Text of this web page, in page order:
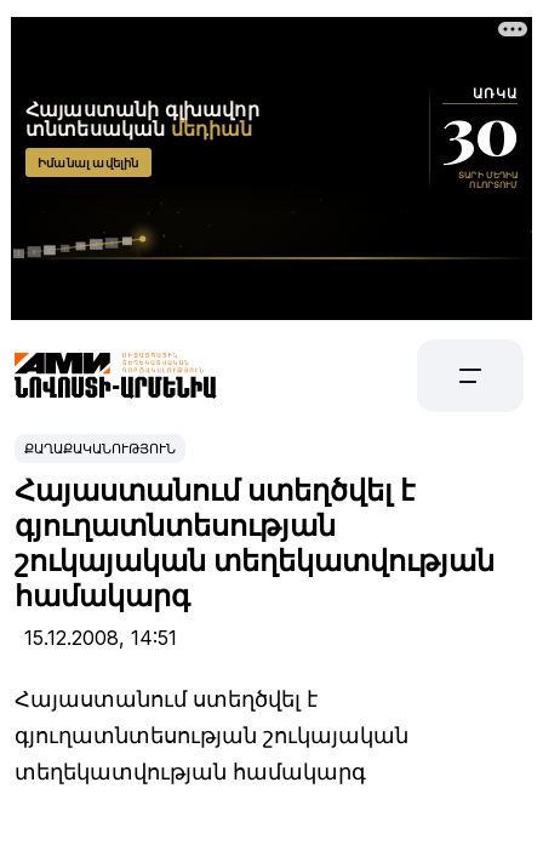
ՔԱՂԱՔԱԿԱՆՈՒԹՅՈՒՆ
Հայաստանում ստեղծվել է
գյուղատնտեսության
շուկայական տեղեկատվության
համակարգ
15.12.2008, 14:51
Հայաստանում ստեղծվել է
գյուղատնտեսության շուկայական
տեղեկատվության համակարգ